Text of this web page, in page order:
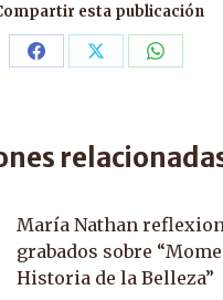
esta publicación
Share Share Share
María Nathan
grabados sobre
Historia de la Belleza”